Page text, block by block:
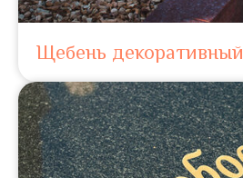
Щебень декоративный